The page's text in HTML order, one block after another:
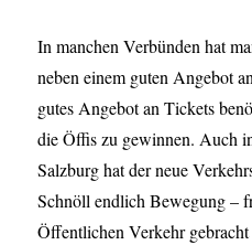
In manchen Verbünden hat
neben einem guten Angebot
gutes Angebot an Tickets
die Öffis zu gewinnen. Auch
Salzburg hat der neue
Schnöll endlich Bewegung –
Öffentlichen Verkehr